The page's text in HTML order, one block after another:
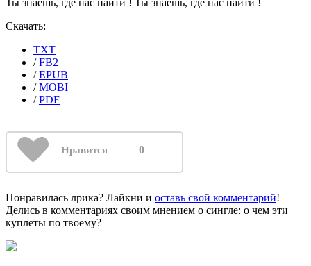
Ты знаешь, где нас найти ! Ты знаешь, где нас найти !
Скачать:
TXT
/FB2
/EPUB
/MOBI
/PDF
Нравится 0
Понравилась лрика? Лайкни и оставь свой комментарий!
Делись в комментариях своим мнением о сингле: о чем эти
куплеты по твоему?